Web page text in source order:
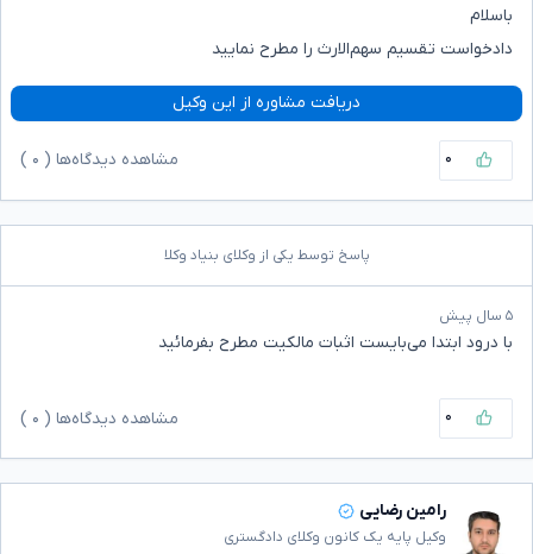
باسلام
دادخواست تقسیم سهم‌الارث را مطرح نمایید
دریافت مشاوره از این وکیل
۰ مشاهده دیدگاه‌ها ( ۰
پاسخ توسط یکی از وکلای بنیاد وکلا
۵ سال پیش
با درود ابتدا می‌بایست اثبات مالکیت مطرح بفرمائید
۰ مشاهده دیدگاه‌ها ( ۰
رامین رضایی
وکیل پایه یک کانون وکلای دادگستری